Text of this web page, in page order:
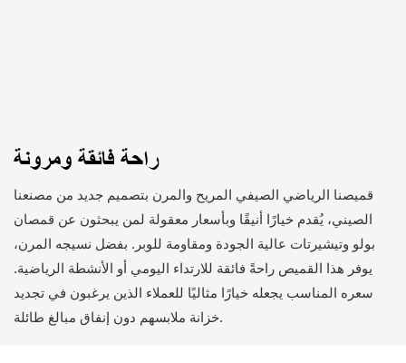
راحة فائقة ومرونة
قميصنا الرياضي الصيفي المريح والمرن بتصميم جديد من مصنعنا
الصيني، يُقدم خيارًا أنيقًا وبأسعار معقولة لمن يبحثون عن قمصان
بولو وتيشيرتات عالية الجودة ومقاومة للوبر. بفضل نسيجه المرن،
يوفر هذا القميص راحةً فائقة للارتداء اليومي أو الأنشطة الرياضية.
سعره المناسب يجعله خيارًا مثاليًا للعملاء الذين يرغبون في تجديد
خزانة ملابسهم دون إنفاق مبالغ طائلة.